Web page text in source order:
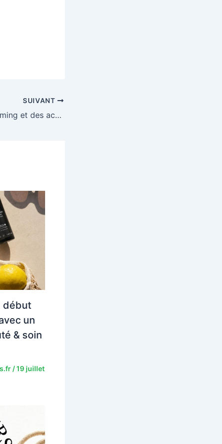
SUIVANT
Gagnez un PC Gaming et des accessoires gaming MSI x STALKER 2
début
un
& soin
/19 juillet